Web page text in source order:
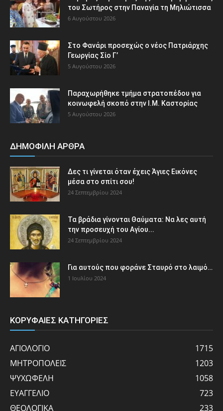
του Σωτήρος στην Παναγία τη Μηλιώτισσα
6 Αυγούστου 2026
Στο Φανάρι προσεχώς ο νέος Πατριάρχης
Γεωργίας Σίο Γ’
5 Αυγούστου 2026
Παραχωρήθηκε τμήμα στρατοπέδου για
κοινωφελή σκοπό στην Ι.Μ. Καστορίας
5 Αυγούστου 2026
ΔΗΜΟΦΙΛΗ ΑΡΘΡΑ
Δες τι γίνεται όταν έχεις Άγιες Εικόνες
μέσα στο σπίτι σου!
24 Σεπτεμβρίου 2024
Τα βράδια γίνονται Θαύματα: Να λες αυτή
την προσευχή του Αγίου...
24 Σεπτεμβρίου 2024
Για αυτούς που φοράνε Σταυρό στο λαιμό…
1 Ιουλίου 2024
ΚΟΡΥΦΑΙΕΣ ΚΑΤΗΓΟΡΙΕΣ
ΑΓΙΟΛΟΓΙΟ
1715
ΜΗΤΡΟΠΟΛΕΙΣ
1203
ΨΥΧΩΦΕΛΗ
1058
ΕΥΑΓΓΕΛΙΟ
723
ΘΕΟΛΟΓΙΚΑ
233